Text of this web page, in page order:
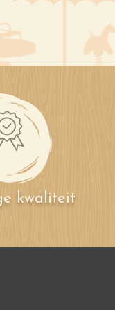
kwaliteit